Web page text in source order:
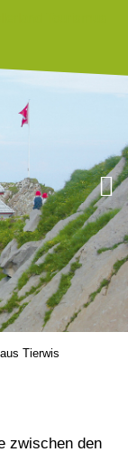
Tierwis
zwischen den